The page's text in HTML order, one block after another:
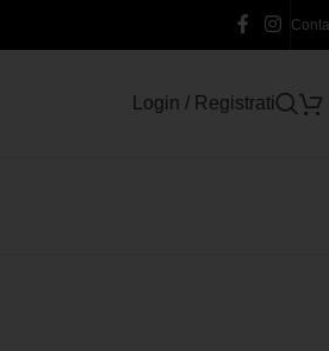
Login / Registrati